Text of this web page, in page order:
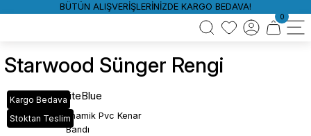
BÜTÜN ALIŞVERİŞLERİNİZDE KARGO BEDAVA!
0
Starwood Sünger Rengi
Kargo Bedava
Stoktan Teslim
WhiteBlue
117 Sünger Dinamik Pvc Kenar
Bandı